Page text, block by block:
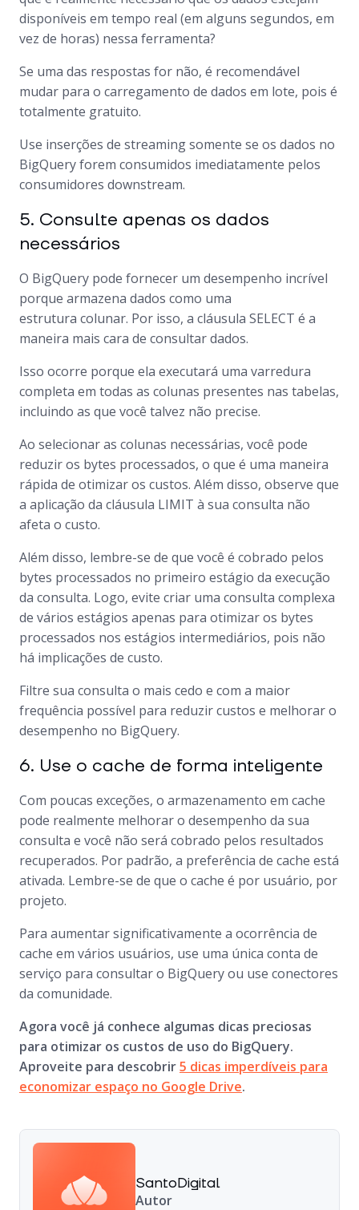
disponíveis em tempo real (em alguns segundos, em
vez de horas) nessa ferramenta?
Se uma das respostas for não, é recomendável
mudar para o carregamento de dados em lote, pois é
totalmente gratuito.
Use inserções de streaming somente se os dados no
BigQuery forem consumidos imediatamente pelos
consumidores downstream.
5. Consulte apenas os dados
necessários
O BigQuery pode fornecer um desempenho incrível
porque armazena dados como uma
estrutura colunar. Por isso, a cláusula SELECT é a
maneira mais cara de consultar dados.
Isso ocorre porque ela executará uma varredura
completa em todas as colunas presentes nas tabelas,
incluindo as que você talvez não precise.
Ao selecionar as colunas necessárias, você pode
reduzir os bytes processados, o que é uma maneira
rápida de otimizar os custos. Além disso, observe que
a aplicação da cláusula LIMIT à sua consulta não
afeta o custo.
Além disso, lembre-se de que você é cobrado pelos
bytes processados ​​no primeiro estágio da execução
da consulta. Logo, evite criar uma consulta complexa
de vários estágios apenas para otimizar os bytes
processados ​​nos estágios intermediários, pois não
há implicações de custo.
Filtre sua consulta o mais cedo e com a maior
frequência possível para reduzir custos e melhorar o
desempenho no BigQuery.
6. Use o cache de forma inteligente
Com poucas exceções, o armazenamento em cache
pode realmente melhorar o desempenho da sua
consulta e você não será cobrado pelos resultados
recuperados. Por padrão, a preferência de cache está
ativada. Lembre-se de que o cache é por usuário, por
projeto.
Para aumentar significativamente a ocorrência de
cache em vários usuários, use uma única conta de
serviço para consultar o BigQuery ou use conectores
da comunidade.
Agora você já conhece algumas dicas preciosas
para otimizar os custos de uso do BigQuery.
Aproveite para descobrir5 dicas imperdíveis para
economizar espaço no Google Drive.
SantoDigital
Autor